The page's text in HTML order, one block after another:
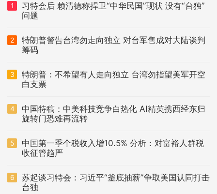
1
习特会后 赖清德称捍卫“中华民国”现状 没有“台独”
问题
2
特朗普警告台湾勿走向独立 对台军售成对大陆谈判
筹码
3
特朗普：不希望有人走向独立 台湾勿指望美军开空
白支票
4
中国特稿：中美科技竞争白热化 AI精英携西经东归
旋转门恐难再流转
5
中国第一季个税收入增10.5% 分析：对富裕人群税
收征管趋严
6
苏起谈习特会：习近平“釜底抽薪”争取美国认同打击
台独